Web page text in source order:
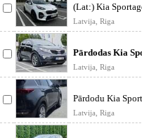
(Lat:) Kia
gar
Latvija, Riga
Pārdodas Kia
apskate ar
Latvija, Riga
Pārdodu Kia
stāvoklī, te
Latvija, Riga